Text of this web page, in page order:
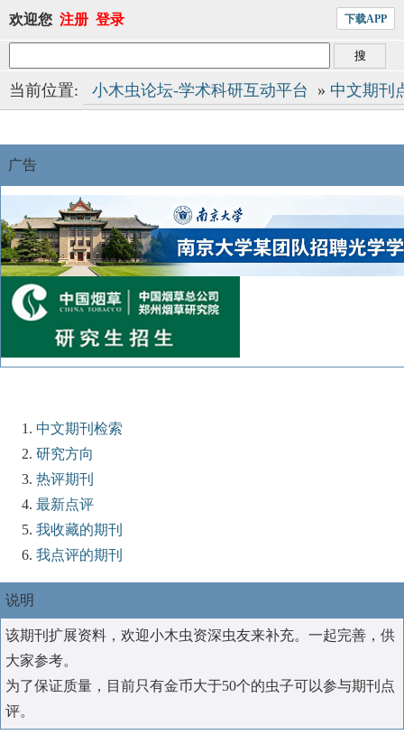
欢迎您 注册 登录 下载APP
当前位置: 小木虫论坛-学术科研互动平台 » 中文期刊
广告
中文期刊检索
研究方向
热评期刊
最新点评
我收藏的期刊
我点评的期刊
说明
该期刊扩展资料，欢迎小木虫资深虫友来补充。一起完善，供
大家参考。
为了保证质量，目前只有金币大于50个的虫子可以参与期刊点
评。